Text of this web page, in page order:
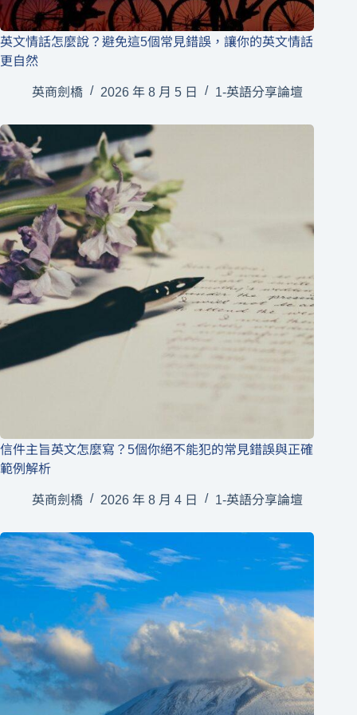
英文情話怎麼說？避免這5個常見錯誤，讓你的英文情話
更自然
英商劍橋 2026 年 8 月 5 日 1-英語分享論壇
信件主旨英文怎麼寫？5個你絕不能犯的常見錯誤與正確
範例解析
英商劍橋 2026 年 8 月 4 日 1-英語分享論壇